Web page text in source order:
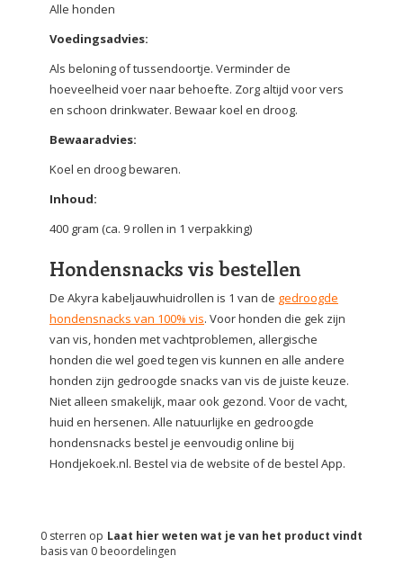
Alle honden
Voedingsadvies:
Als beloning of tussendoortje. Verminder de
hoeveelheid voer naar behoefte. Zorg altijd voor vers
en schoon drinkwater. Bewaar koel en droog.
Bewaaradvies:
Koel en droog bewaren.
Inhoud:
400 gram (ca. 9 rollen in 1 verpakking)
Hondensnacks vis bestellen
De Akyra kabeljauwhuidrollen is 1 van de gedroogde
hondensnacks van 100% vis. Voor honden die gek zijn
van vis, honden met vachtproblemen, allergische
honden die wel goed tegen vis kunnen en alle andere
honden zijn gedroogde snacks van vis de juiste keuze.
Niet alleen smakelijk, maar ook gezond. Voor de vacht,
huid en hersenen. Alle natuurlijke en gedroogde
hondensnacks bestel je eenvoudig online bij
Hondjekoek.nl. Bestel via de website of de bestel App.
Laat hier weten wat je van het product vindt
0 sterren op
basis van 0 beoordelingen